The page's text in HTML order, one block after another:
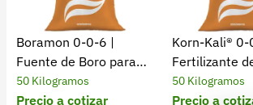
5 Estrellas
4 Estrellas
3 Estrellas
2 Estrellas
1 Estrellas
Boramon 0-0-6 |
Fuente de Boro para
Cultivos
50 Kilogramos
Precio a cotizar
Korn-Kali®
Fertilizante
50 Kilogramos
Precio a